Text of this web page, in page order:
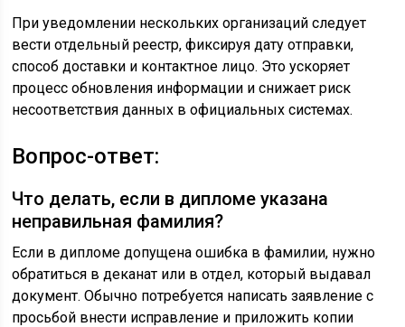
При уведомлении нескольких организаций следует
вести отдельный реестр, фиксируя дату отправки,
способ доставки и контактное лицо. Это ускоряет
процесс обновления информации и снижает риск
несоответствия данных в официальных системах.
Вопрос-ответ:
Что делать, если в дипломе указана
неправильная фамилия?
Если в дипломе допущена ошибка в фамилии, нужно
обратиться в деканат или в отдел, который выдавал
документ. Обычно потребуется написать заявление с
просьбой внести исправление и приложить копии